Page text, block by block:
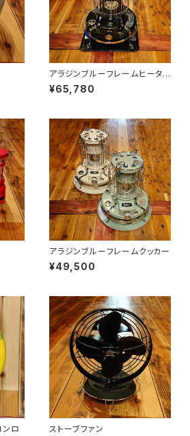
アラジンブルーフレームヒータ
ー
¥65,780
アラジンブルーフレームクッカー
¥49,500
ンロ ストーブファン